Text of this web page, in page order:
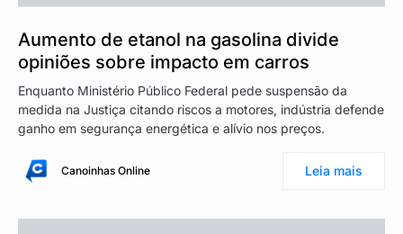
Aumento de etanol na gasolina divide
opiniões sobre impacto em carros
Enquanto Ministério Público Federal pede suspensão da
medida na Justiça citando riscos a motores, indústria defende
ganho em segurança energética e alívio nos preços.
Canoinhas Online Leia mais